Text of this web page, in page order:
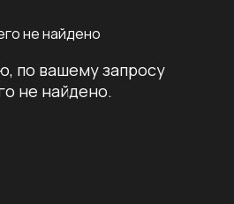
не найдено
по вашему запросу
не найдено.